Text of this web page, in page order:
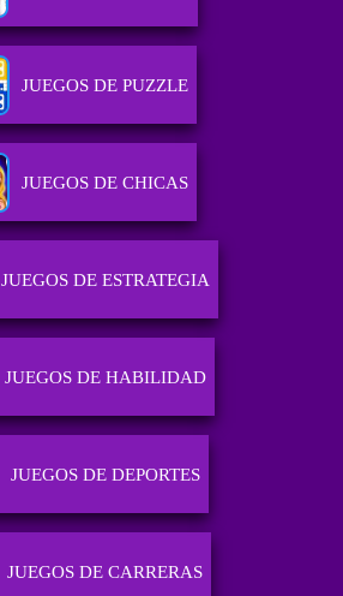
JUEGOS DE PUZZLE
JUEGOS DE CHICAS
JUEGOS DE ESTRATEGIA
JUEGOS DE HABILIDAD
JUEGOS DE DEPORTES
JUEGOS DE CARRERAS